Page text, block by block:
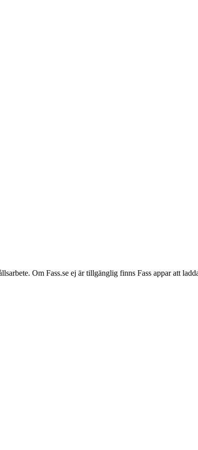
Om Fass.se ej är tillgänglig finns Fass appar att